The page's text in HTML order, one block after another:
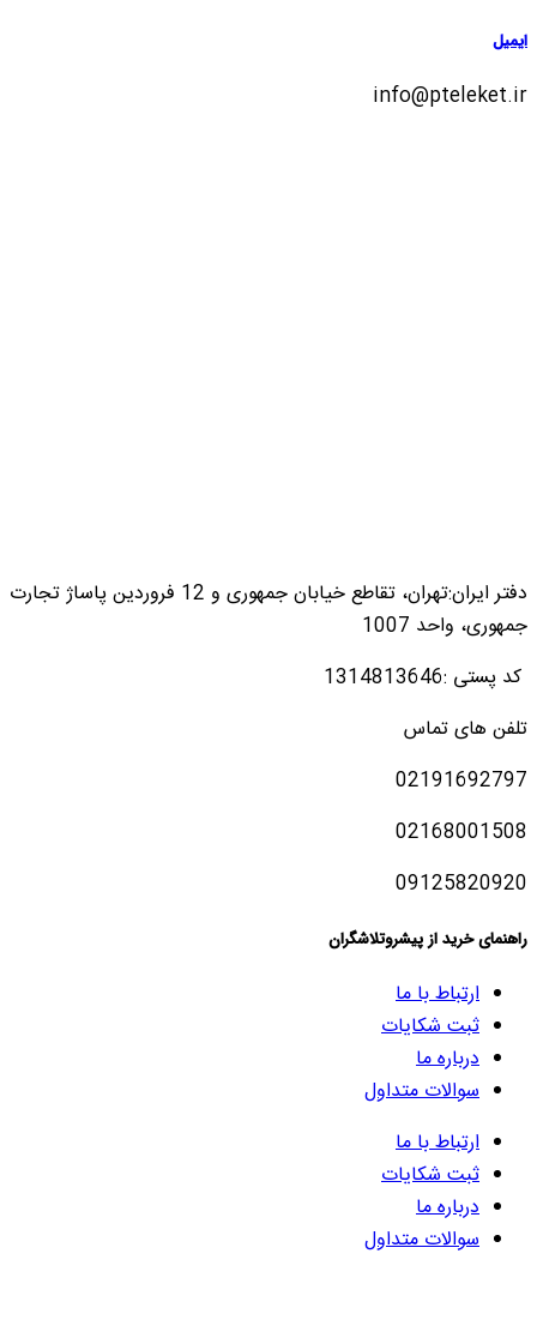
ایمیل
info@pteleket.ir
دفتر ایران:تهران، تقاطع خیابان جمهوری و 12 فروردین پاساژ تجارت
جمهوری، واحد 1007
کد پستی :1314813646
تلفن های تماس
02191692797
02168001508
09125820920
راهنمای خرید از پیشروتلاشگران
ارتباط با ما
ثبت شکایات
درباره ما
سوالات متداول
ارتباط با ما
ثبت شکایات
درباره ما
سوالات متداول